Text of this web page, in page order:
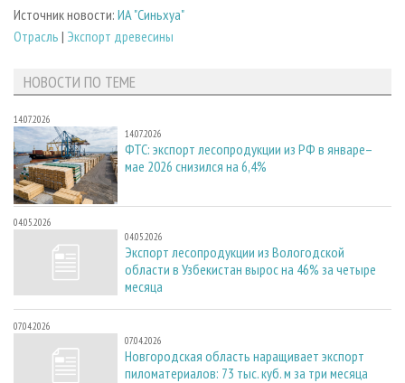
Источник новости: ИА "Синьхуа"
Отрасль | Экспорт древесины
НОВОСТИ ПО ТЕМЕ
14.07.2026
14.07.2026
ФТС: экспорт лесопродукции из РФ в январе–
мае 2026 снизился на 6,4%
04.05.2026
04.05.2026
Экспорт лесопродукции из Вологодской
области в Узбекистан вырос на 46% за четыре
месяца
07.04.2026
07.04.2026
Новгородская область наращивает экспорт
пиломатериалов: 73 тыс. куб. м за три месяца